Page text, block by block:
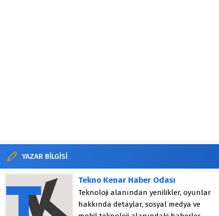
YAZAR BİLGİSİ
Tekno Kenar Haber Odası
Teknoloji alanından yenilikler, oyunlar
hakkında detaylar, sosyal medya ve